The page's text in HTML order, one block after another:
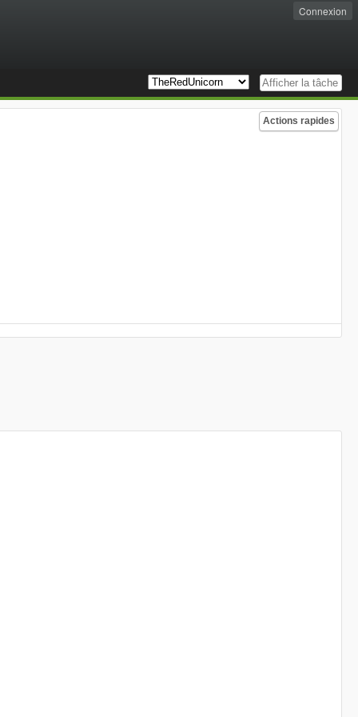
Connexion
Actions rapides